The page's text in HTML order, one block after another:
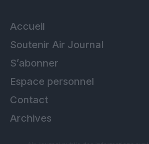
Accueil
Soutenir Air Journal
S’abonner
Espace personnel
Contact
Archives